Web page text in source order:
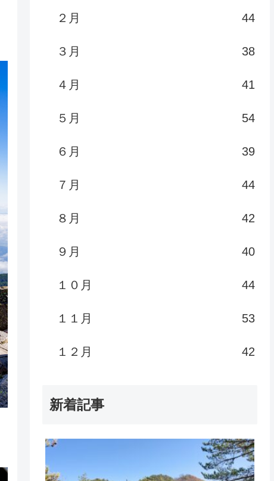
２月 44
３月 38
４月 41
５月 54
６月 39
７月 44
８月 42
９月 40
１０月 44
１１月 53
１２月 42
新着記事